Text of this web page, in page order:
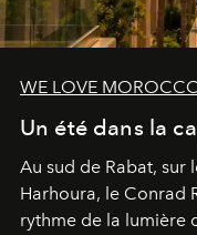
WE LOVE
Un été dans la
Au sud de Rabat, sur
Harhoura, le Conrad
rythme de la lumière